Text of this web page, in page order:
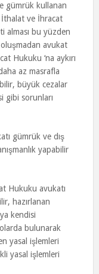
gümrük kullanan
İthalat ve İhracat
alması bu yüzden
avukat
Hukuku ‘na aykırı
az masrafla
büyük cezalar
gibi sorunları
gümrük ve dış
yapabilir
Hukuku avukatı
hazırlanan
kendisi
bulunarak
yasal işlemleri
yasal işlemleri